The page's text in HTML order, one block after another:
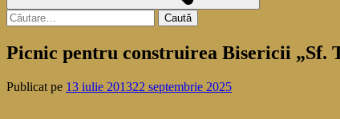
Caută
după:
Picnic pentru construirea Bisericii
Publicat pe 13 iulie 201322 septembrie 2025